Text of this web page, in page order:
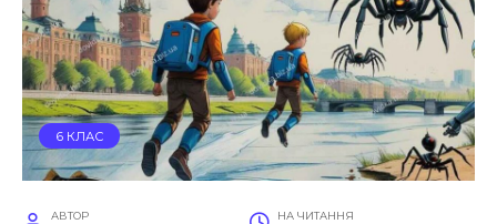
6 КЛАС
АВТОР НА ЧИТАННЯ